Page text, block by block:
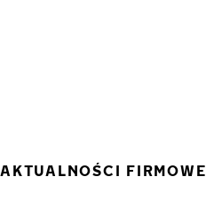
AKTUALNOŚCI FIRMOWE